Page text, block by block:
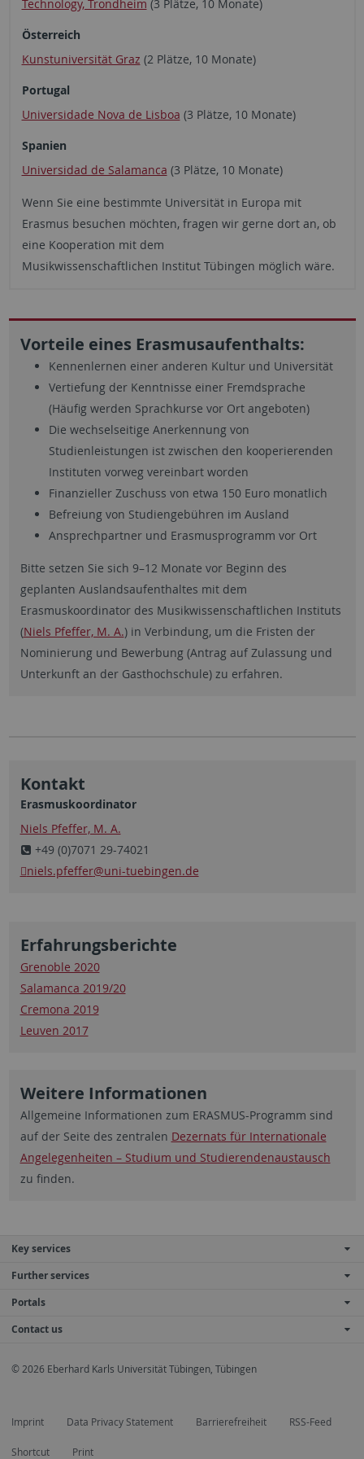
Technology, Trondheim (3 Plätze, 10 Monate)
Österreich
Kunstuniversität Graz (2 Plätze, 10 Monate)
Portugal
Universidade Nova de Lisboa (3 Plätze, 10 Monate)
Spanien
Universidad de Salamanca (3 Plätze, 10 Monate)
Wenn Sie eine bestimmte Universität in Europa mit
Erasmus besuchen möchten, fragen wir gerne dort an, ob
eine Kooperation mit dem
Musikwissenschaftlichen Institut Tübingen möglich wäre.
Vorteile eines Erasmusaufenthalts:
Kennenlernen einer anderen Kultur und Universität
Vertiefung der Kenntnisse einer Fremdsprache
(Häufig werden Sprachkurse vor Ort angeboten)
Die wechselseitige Anerkennung von
Studienleistungen ist zwischen den kooperierenden
Instituten vorweg vereinbart worden
Finanzieller Zuschuss von etwa 150 Euro monatlich
Befreiung von Studiengebühren im Ausland
Ansprechpartner und Erasmusprogramm vor Ort
Bitte setzen Sie sich 9–12 Monate vor Beginn des
geplanten Auslandsaufenthaltes mit dem
Erasmuskoordinator des Musikwissenschaftlichen Instituts
(Niels Pfeffer, M. A.) in Verbindung, um die Fristen der
Nominierung und Bewerbung (Antrag auf Zulassung und
Unterkunft an der Gasthochschule) zu erfahren.
Kontakt
Erasmuskoordinator
Niels Pfeffer, M. A.
+49 (0)7071 29-74021
niels.pfeffer@uni-tuebingen.de
Erfahrungsberichte
Grenoble 2020
Salamanca 2019/20
Cremona 2019
Leuven 2017
Weitere Informationen
Allgemeine Informationen zum ERASMUS-Programm sind
auf der Seite des zentralen Dezernats für Internationale
Angelegenheiten – Studium und Studierendenaustausch
zu finden.
Key services
Further services
Portals
Contact us
© 2026 Eberhard Karls Universität Tübingen, Tübingen
Imprint Data Privacy Statement Barrierefreiheit RSS-Feed
Shortcut Print